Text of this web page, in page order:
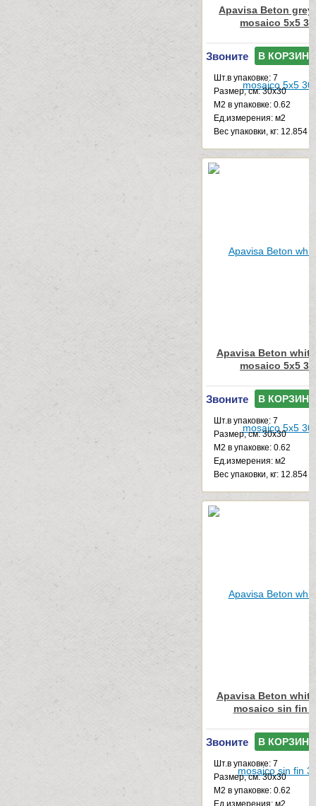
Apavisa Beton
mosaico 5x5
Звоните В КОРЗИНУ
Шт.в упаковке: 7
Размер, см: 30x30
М2 в упаковке: 0.62
Ед.измерения: м2
Веc упаковки, кг: 12.854
Apavisa Beton
mosaico 5x5
Звоните В КОРЗИНУ
Шт.в упаковке: 7
Размер, см: 30x30
М2 в упаковке: 0.62
Ед.измерения: м2
Веc упаковки, кг: 12.854
Apavisa Beton
mosaico sin fin
Звоните В КОРЗИНУ
Шт.в упаковке: 7
Размер, см: 30x30
М2 в упаковке: 0.62
Ед.измерения: м2